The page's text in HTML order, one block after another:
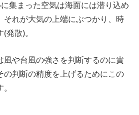
集まった空気は海面には潜り込め
それが大気の上端にぶつかり、時
発散)。
風や台風の強さを判断するのに貴
の判断の精度を上げるためにこの